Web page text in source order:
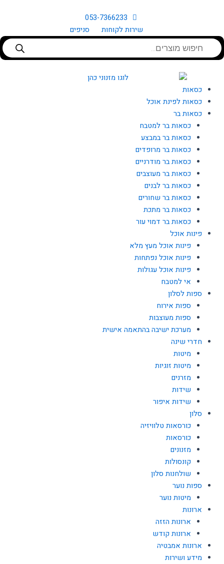
053-7366233
שירות לקוחות
סניפים
Products
search
כסאות
כסאות לפינת אוכל
כסאות בר
כסאות בר למטבח
כסאות בר במבצע
כסאות בר מרופדים
כסאות בר מודרניים
כסאות בר מעוצבים
כסאות בר לבנים
כסאות בר שחורים
כסאות בר מתכת
כסאות בר דמוי עור
פינות אוכל
פינות אוכל מעץ מלא
פינות אוכל נפתחות
פינות אוכל עגולות
אי למטבח
ספות לסלון
ספות אירוח
ספות מעוצבות
מערכת ישיבה בהתאמה אישית
חדרי שינה
מיטות
מיטות זוגיות
מזרנים
שידות
שידות איפור
סלון
כורסאות טלוויזיה
כורסאות
מזנונים
קונסולות
שולחנות סלון
ספות נוער
מיטות נוער
ארונות
ארונות הזזה
ארונות קודש
ארונות אמבטיה
מידע ושירות